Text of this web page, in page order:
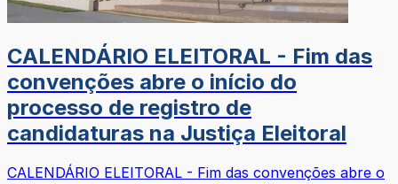
CALENDÁRIO ELEITORAL - Fim das
convenções abre o início do
processo de registro de
candidaturas na Justiça Eleitoral
CALENDÁRIO ELEITORAL - Fim das convenções abre o